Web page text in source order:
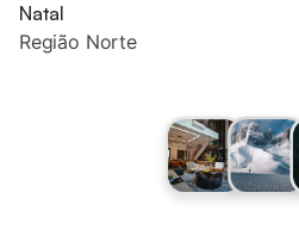
Natal
Região Norte